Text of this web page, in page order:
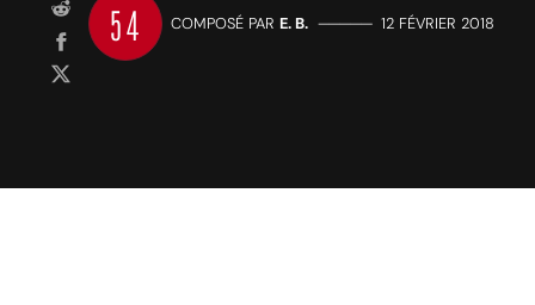
54 COMPOSÉ PAR E. B. ————— 12 FÉVRIER 2018